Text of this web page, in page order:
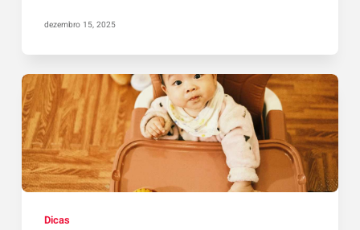
dezembro 15, 2025
Dicas